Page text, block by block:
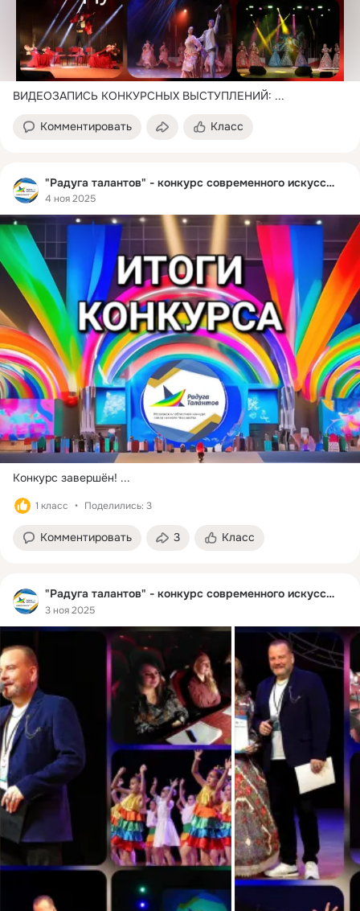
ВИДЕОЗАПИСЬ КОНКУРСНЫХ ВЫСТУПЛЕНИЙ: ...
Комментировать Класс
"Радуга талантов" - конкурс современного искусства
4 ноя 2025
Конкурс завершён! ...
1 класс Поделились: 3
Комментировать 3 Класс
"Радуга талантов" - конкурс современного искусства
3 ноя 2025